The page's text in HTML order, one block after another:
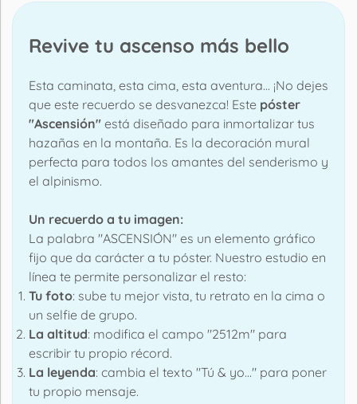
Revive tu ascenso más bello
Esta caminata, esta cima, esta aventura... ¡No dejes
que este recuerdo se desvanezca! Este póster
"Ascensión" está diseñado para inmortalizar tus
hazañas en la montaña. Es la decoración mural
perfecta para todos los amantes del senderismo y
el alpinismo.
Un recuerdo a tu imagen:
La palabra "ASCENSIÓN" es un elemento gráfico
fijo que da carácter a tu póster. Nuestro estudio en
línea te permite personalizar el resto:
Tu foto: sube tu mejor vista, tu retrato en la cima o
un selfie de grupo.
La altitud: modifica el campo "2512m" para
escribir tu propio récord.
La leyenda: cambia el texto "Tú & yo..." para poner
tu propio mensaje.